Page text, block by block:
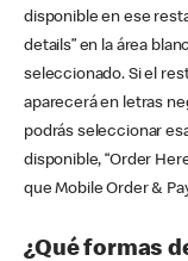
disponible en ese
details” en la área
seleccionado. Si el
aparecerá en letras
podrás seleccionar
disponible, “Order
que Mobile Order &
¿Qué formas